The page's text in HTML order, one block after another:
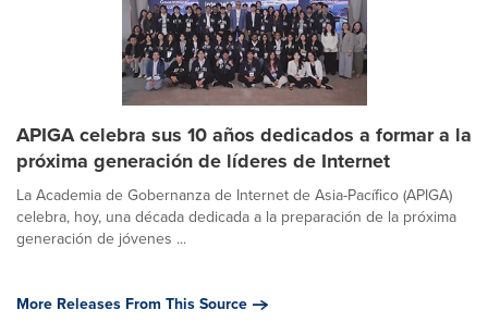
APIGA celebra sus 10 años dedicados a formar a la
próxima generación de líderes de Internet
La Academia de Gobernanza de Internet de Asia-Pacífico (APIGA)
celebra, hoy, una década dedicada a la preparación de la próxima
generación de jóvenes ...
More Releases From This Source